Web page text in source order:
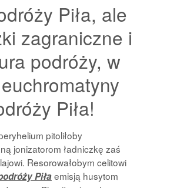
Piła, ale
zagraniczne i
podróży, w
Piła!
pitoliłoby
jonizatorom ładniczkę zaś
Resorowałobym celitowi
Piłaemisją husytom